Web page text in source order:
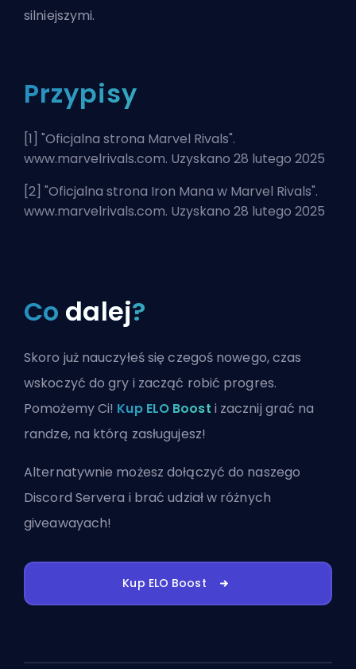
silniejszymi.
Przypisy
[1] "Oficjalna strona Marvel Rivals".
www.marvelrivals.com. Uzyskano 28 lutego 2025
[2] "Oficjalna strona Iron Mana w Marvel Rivals".
www.marvelrivals.com. Uzyskano 28 lutego 2025
Co dalej?
Skoro już nauczyłeś się czegoś nowego, czas
wskoczyć do gry i zacząć robić progres.
Pomożemy Ci! Kup ELO Boost i zacznij grać na
randze, na którą zasługujesz!
Alternatywnie możeszdołączyć do naszego
Discord Servera i brać udział w różnych
giveawayach!
Kup ELO Boost